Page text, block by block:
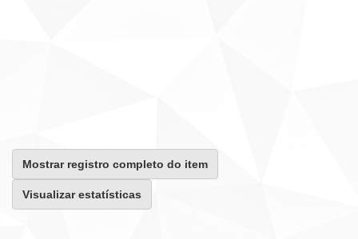
Mostrar registro completo do item
Visualizar estatísticas